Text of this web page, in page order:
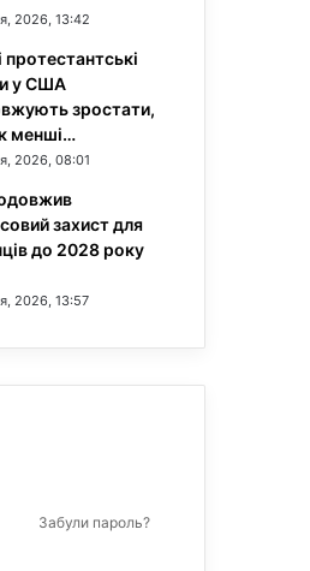
2026, 13:42
протестантські
у США
зростати,
менші…
2026, 08:01
захист для
до 2028 року
2026, 13:57
Забули пароль?